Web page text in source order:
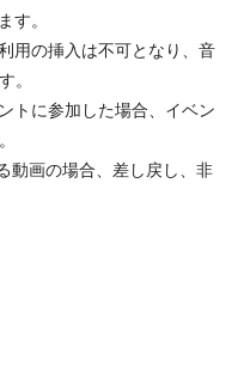
す。
用の挿入は不可となり、音
。
トに参加した場合、イベン
動画の場合、差し戻し、非